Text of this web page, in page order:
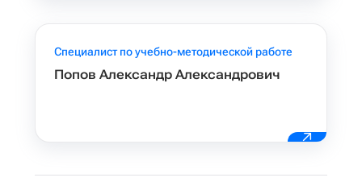
Специалист по учебно-методической работе
Попов Александр Александрович